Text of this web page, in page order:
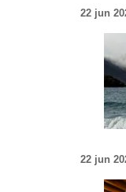
22 jun
22 jun